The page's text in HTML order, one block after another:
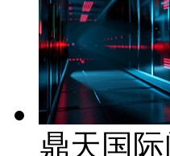
鼎天国